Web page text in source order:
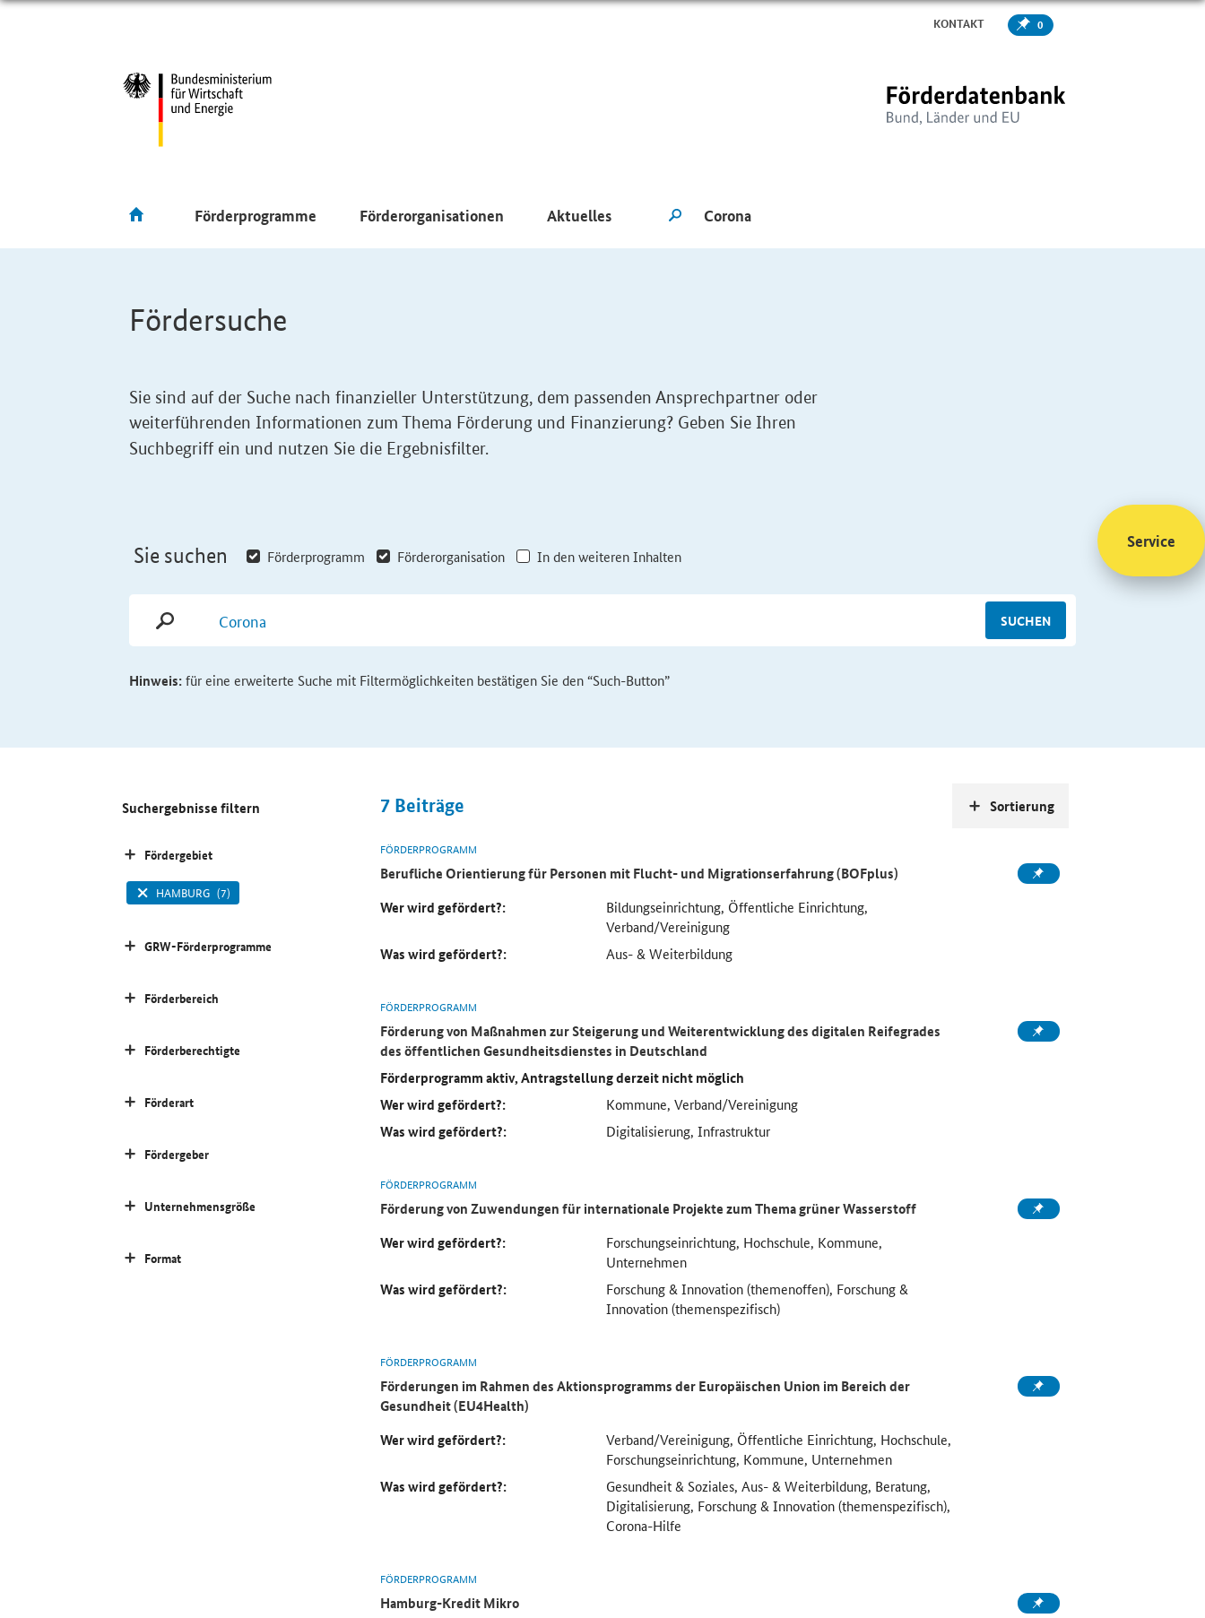
KONTAKT 0
Förderprogramme Förderorganisationen Aktuelles
Fördersuche
Sie sind auf der Suche nach finanzieller Unterstützung, dem passenden Ansprechpartner oder
weiterführenden Informationen zum Thema Förderung und Finanzierung? Geben Sie Ihren
Suchbegriff ein und nutzen Sie die Ergebnisfilter.
Sie suchen Förderprogramm Förderorganisation In den weiteren Inhalten
SUCHEN
Hinweis:für eine erweiterte Suche mit Filtermöglichkeiten bestätigen Sie den “Such-Button”
7 Beiträge
FÖRDERPROGRAMM
Berufliche Orientierung für Personen mit Flucht- und Migrationserfahrung (BOFplus)
Wer wird gefördert?:
Bildungseinrichtung, Öffentliche Einrichtung,
Verband/Vereinigung
Was wird gefördert?: Aus- & Weiterbildung
FÖRDERPROGRAMM
Förderung von Maßnahmen zur Steigerung und Weiterentwicklung des digitalen Reifegrades
des öffentlichen Gesundheitsdienstes in Deutschland
Förderprogramm aktiv, Antragstellung derzeit nicht möglich
Wer wird gefördert?:
Kommune, Verband/Vereinigung
Was wird gefördert?: Digitalisierung, Infrastruktur
FÖRDERPROGRAMM
Förderung von Zuwendungen für internationale Projekte zum Thema grüner Wasserstoff
Wer wird gefördert?:
Forschungseinrichtung, Hochschule, Kommune,
Unternehmen
Was wird gefördert?:
Forschung & Innovation (themenoffen), Forschung &
Innovation (themenspezifisch)
FÖRDERPROGRAMM
Förderungen im Rahmen des Aktionsprogramms der Europäischen Union im Bereich der
Gesundheit (EU4Health)
Wer wird gefördert?:
Verband/Vereinigung, Öffentliche Einrichtung, Hochschule,
Forschungseinrichtung, Kommune, Unternehmen
Was wird gefördert?:
Gesundheit & Soziales, Aus- & Weiterbildung, Beratung,
Digitalisierung, Forschung & Innovation (themenspezifisch),
Corona-Hilfe
FÖRDERPROGRAMM
Hamburg-Kredit Mikro
Sortierung
Suchergebnisse filtern
Fördergebiet
HAMBURG (7)
GRW-Förderprogramme
Förderbereich
Förderberechtigte
Förderart
Fördergeber
Unternehmensgröße
Format
Service